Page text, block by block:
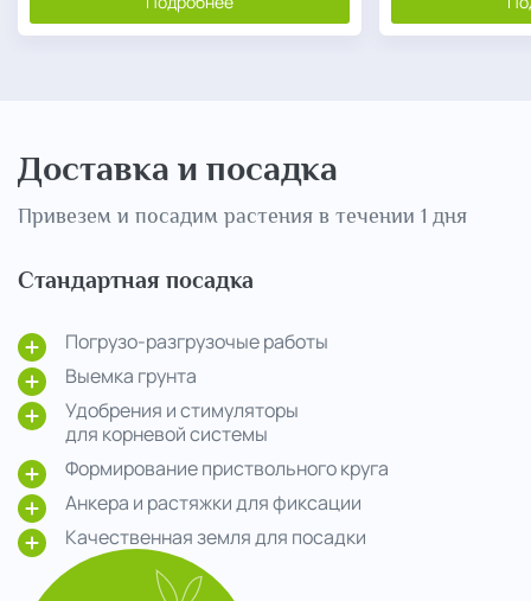
Доставка и посадка
Привезем и посадим растения в течении 1 дня
Стандартная посадка
Погрузо-разгрузочые работы
Выемка грунта
Удобрения и стимуляторы
для корневой системы
Формирование приствольного круга
Анкера и растяжки для фиксации
Качественная земля для посадки